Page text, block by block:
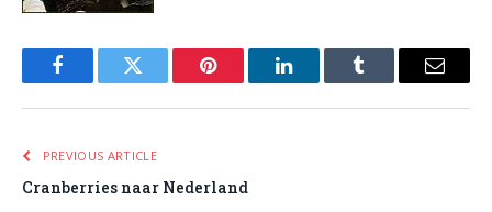
FacebookTwitter Pinterest LinkedInTumblr Email
PREVIOUS ARTICLE
Cranberries naar Nederland